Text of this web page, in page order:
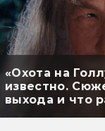
«Охота на
известно.
выхода и что